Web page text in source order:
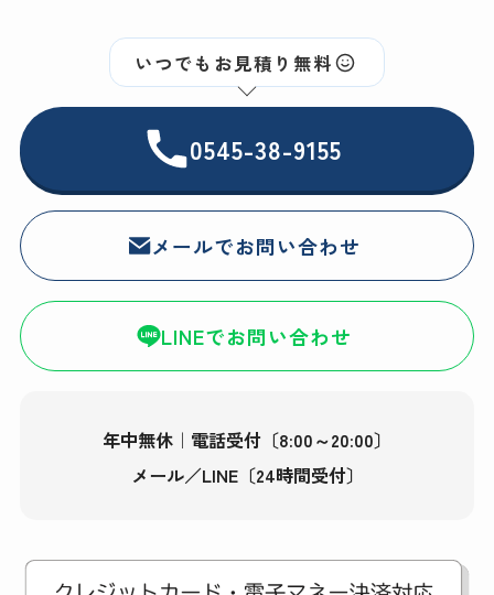
いつでもお見積り無料
0545-38-9155
メールでお問い合わせ
LINEでお問い合わせ
年中無休｜電話受付〔8:00～20:00〕
メール／LINE〔24時間受付〕